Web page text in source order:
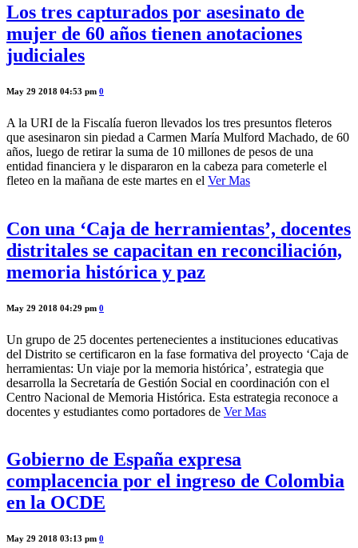
Los tres capturados por asesinato de
mujer de 60 años tienen anotaciones
judiciales
May 29 2018 04:53 pm 0
A la URI de la Fiscalía fueron llevados los tres presuntos fleteros
que asesinaron sin piedad a Carmen María Mulford Machado, de 60
años, luego de retirar la suma de 10 millones de pesos de una
entidad financiera y le dispararon en la cabeza para cometerle el
fleteo en la mañana de este martes en el Ver Mas
Con una ‘Caja de herramientas’, docentes
distritales se capacitan en reconciliación,
memoria histórica y paz
May 29 2018 04:29 pm 0
Un grupo de 25 docentes pertenecientes a instituciones educativas
del Distrito se certificaron en la fase formativa del proyecto ‘Caja de
herramientas: Un viaje por la memoria histórica’, estrategia que
desarrolla la Secretaría de Gestión Social en coordinación con el
Centro Nacional de Memoria Histórica. Esta estrategia reconoce a
docentes y estudiantes como portadores de Ver Mas
Gobierno de España expresa
complacencia por el ingreso de Colombia
en la OCDE
May 29 2018 03:13 pm 0